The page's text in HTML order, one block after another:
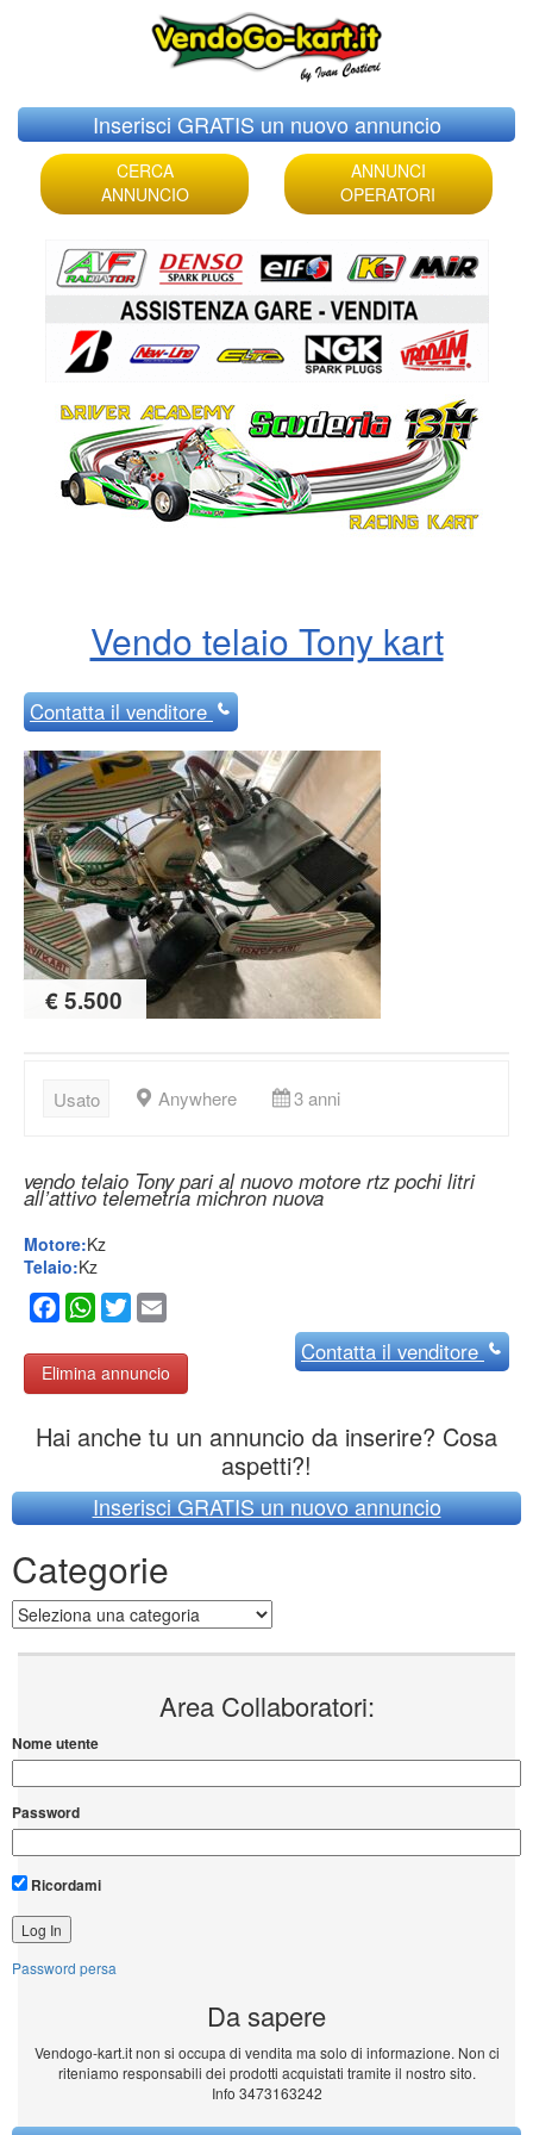
Skip
to
content
Inserisci GRATIS un nuovo annuncio
CERCA
ANNUNCIO
ANNUNCI
OPERATORI
Vendo telaio Tony kart
Contattail venditore
€ 5.500
Usato Anywhere 3 anni
vendo telaio Tony pari al nuovo motore rtz pochi litri
all’attivo telemetria michron nuova
Motore:Kz
Telaio:Kz
Facebook
WhatsApp
Twitter
Elimina annuncio
Contattail venditore
Hai anche tu un annuncio da inserire? Cosa
aspetti?!
Inserisci GRATIS un nuovo annuncio
Categorie
Categorie
Area Collaboratori:
Nome utente
Password
Ricordami
Password persa
Da sapere
Vendogo-kart.it non si occupa di vendita ma solo di informazione. Non ci
riteniamo responsabili dei prodotti acquistati tramite il nostro sito.
Info 3473163242